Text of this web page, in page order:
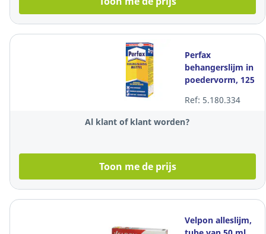
Perfax
behangerslijm in
poedervorm, 125
Ref: 5.180.334
Al klant of klant worden?
Toon me de prijs
Velpon alleslijm,